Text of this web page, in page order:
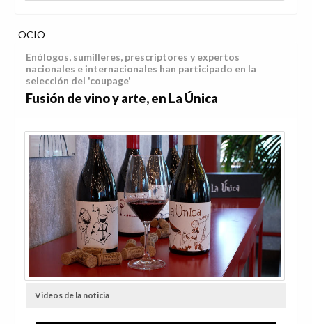
OCIO
Enólogos, sumilleres, prescriptores y expertos
nacionales e internacionales han participado en la
selección del 'coupage'
Fusión de vino y arte, en La Única
Videos de la noticia